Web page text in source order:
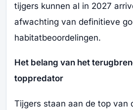
tijgers kunnen al in 2027
afwachting van definitieve
habitatbeoordelingen.
Het belang van het
toppredator
Tijgers staan aan de top van